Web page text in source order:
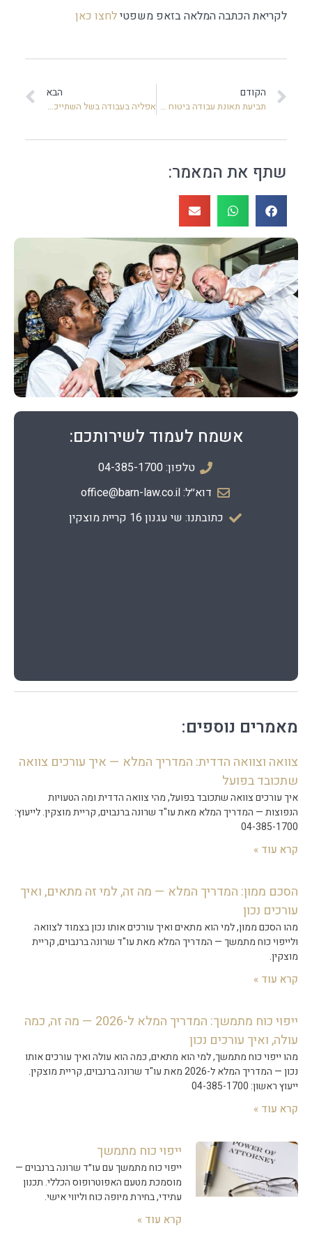
לקריאת הכתבה המלאה בזאפ משפטילחצו כאן
הקודם
תביעת תאונת עבודה ביטוח לאומי
הבא
אפליה בעבודה בשל השתייכות לקיבוץ
שתף את המאמר:
אשמח לעמוד לשירותכם:
טלפון: 04-385-1700
דוא׳׳ל: office@barn-law.co.il
כתובתנו: שי עגנון 16 קריית מוצקין
מאמרים נוספים:
צוואה וצוואה הדדית: המדריך המלא — איך עורכים צוואה
שתכובד בפועל
איך עורכים צוואה שתכובד בפועל, מהי צוואה הדדית ומה הטעויות
הנפוצות — המדריך המלא מאת עו"ד שרונה ברנבוים, קריית מוצקין. לייעוץ:
04-385-1700
קרא עוד »
הסכם ממון: המדריך המלא — מה זה, למי זה מתאים, ואיך
עורכים נכון
מהו הסכם ממון, למי הוא מתאים ואיך עורכים אותו נכון בצמוד לצוואה
ולייפוי כוח מתמשך — המדריך המלא מאת עו"ד שרונה ברנבוים, קריית
מוצקין.
קרא עוד »
ייפוי כוח מתמשך: המדריך המלא ל-2026 — מה זה, כמה
עולה, ואיך עורכים נכון
מהו ייפוי כוח מתמשך, למי הוא מתאים, כמה הוא עולה ואיך עורכים אותו
נכון — המדריך המלא ל-2026 מאת עו"ד שרונה ברנבוים, קריית מוצקין.
ייעוץ ראשון: 04-385-1700
קרא עוד »
ייפוי כוח מתמשך
ייפוי כוח מתמשך עם עו״ד שרונה ברנבוים —
מוסמכת מטעם האפוטרופוס הכללי. תכנון
עתידי, בחירת מיופה כוח וליווי אישי.
קרא עוד »